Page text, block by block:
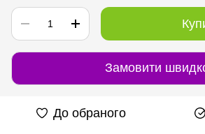
Замовити
До обраного